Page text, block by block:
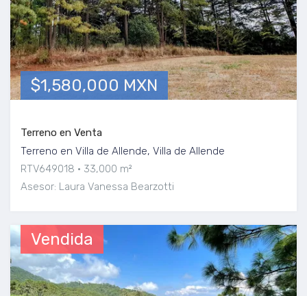
$1,580,000 MXN
Terreno en Venta
Terreno en Villa de Allende, Villa de Allende
RTV649018
33,000 m²
Asesor: Laura Vanessa Bearzotti
Vendida